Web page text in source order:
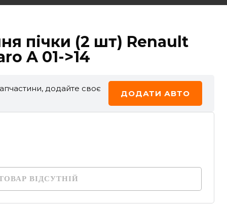
пічки (2 шт) Renault
A 01->14
додайте своє
ДОДАТИ АВТО
ВІДСУТНІЙ